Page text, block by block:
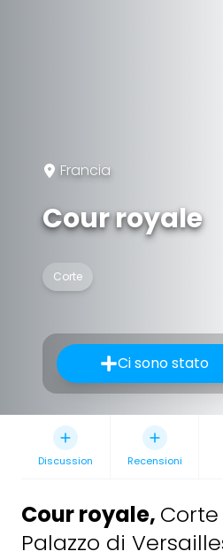
Francia
Cour royale
Corte
Ci sono stato
Discussion Recensioni
Cour royale,
Palazzo di